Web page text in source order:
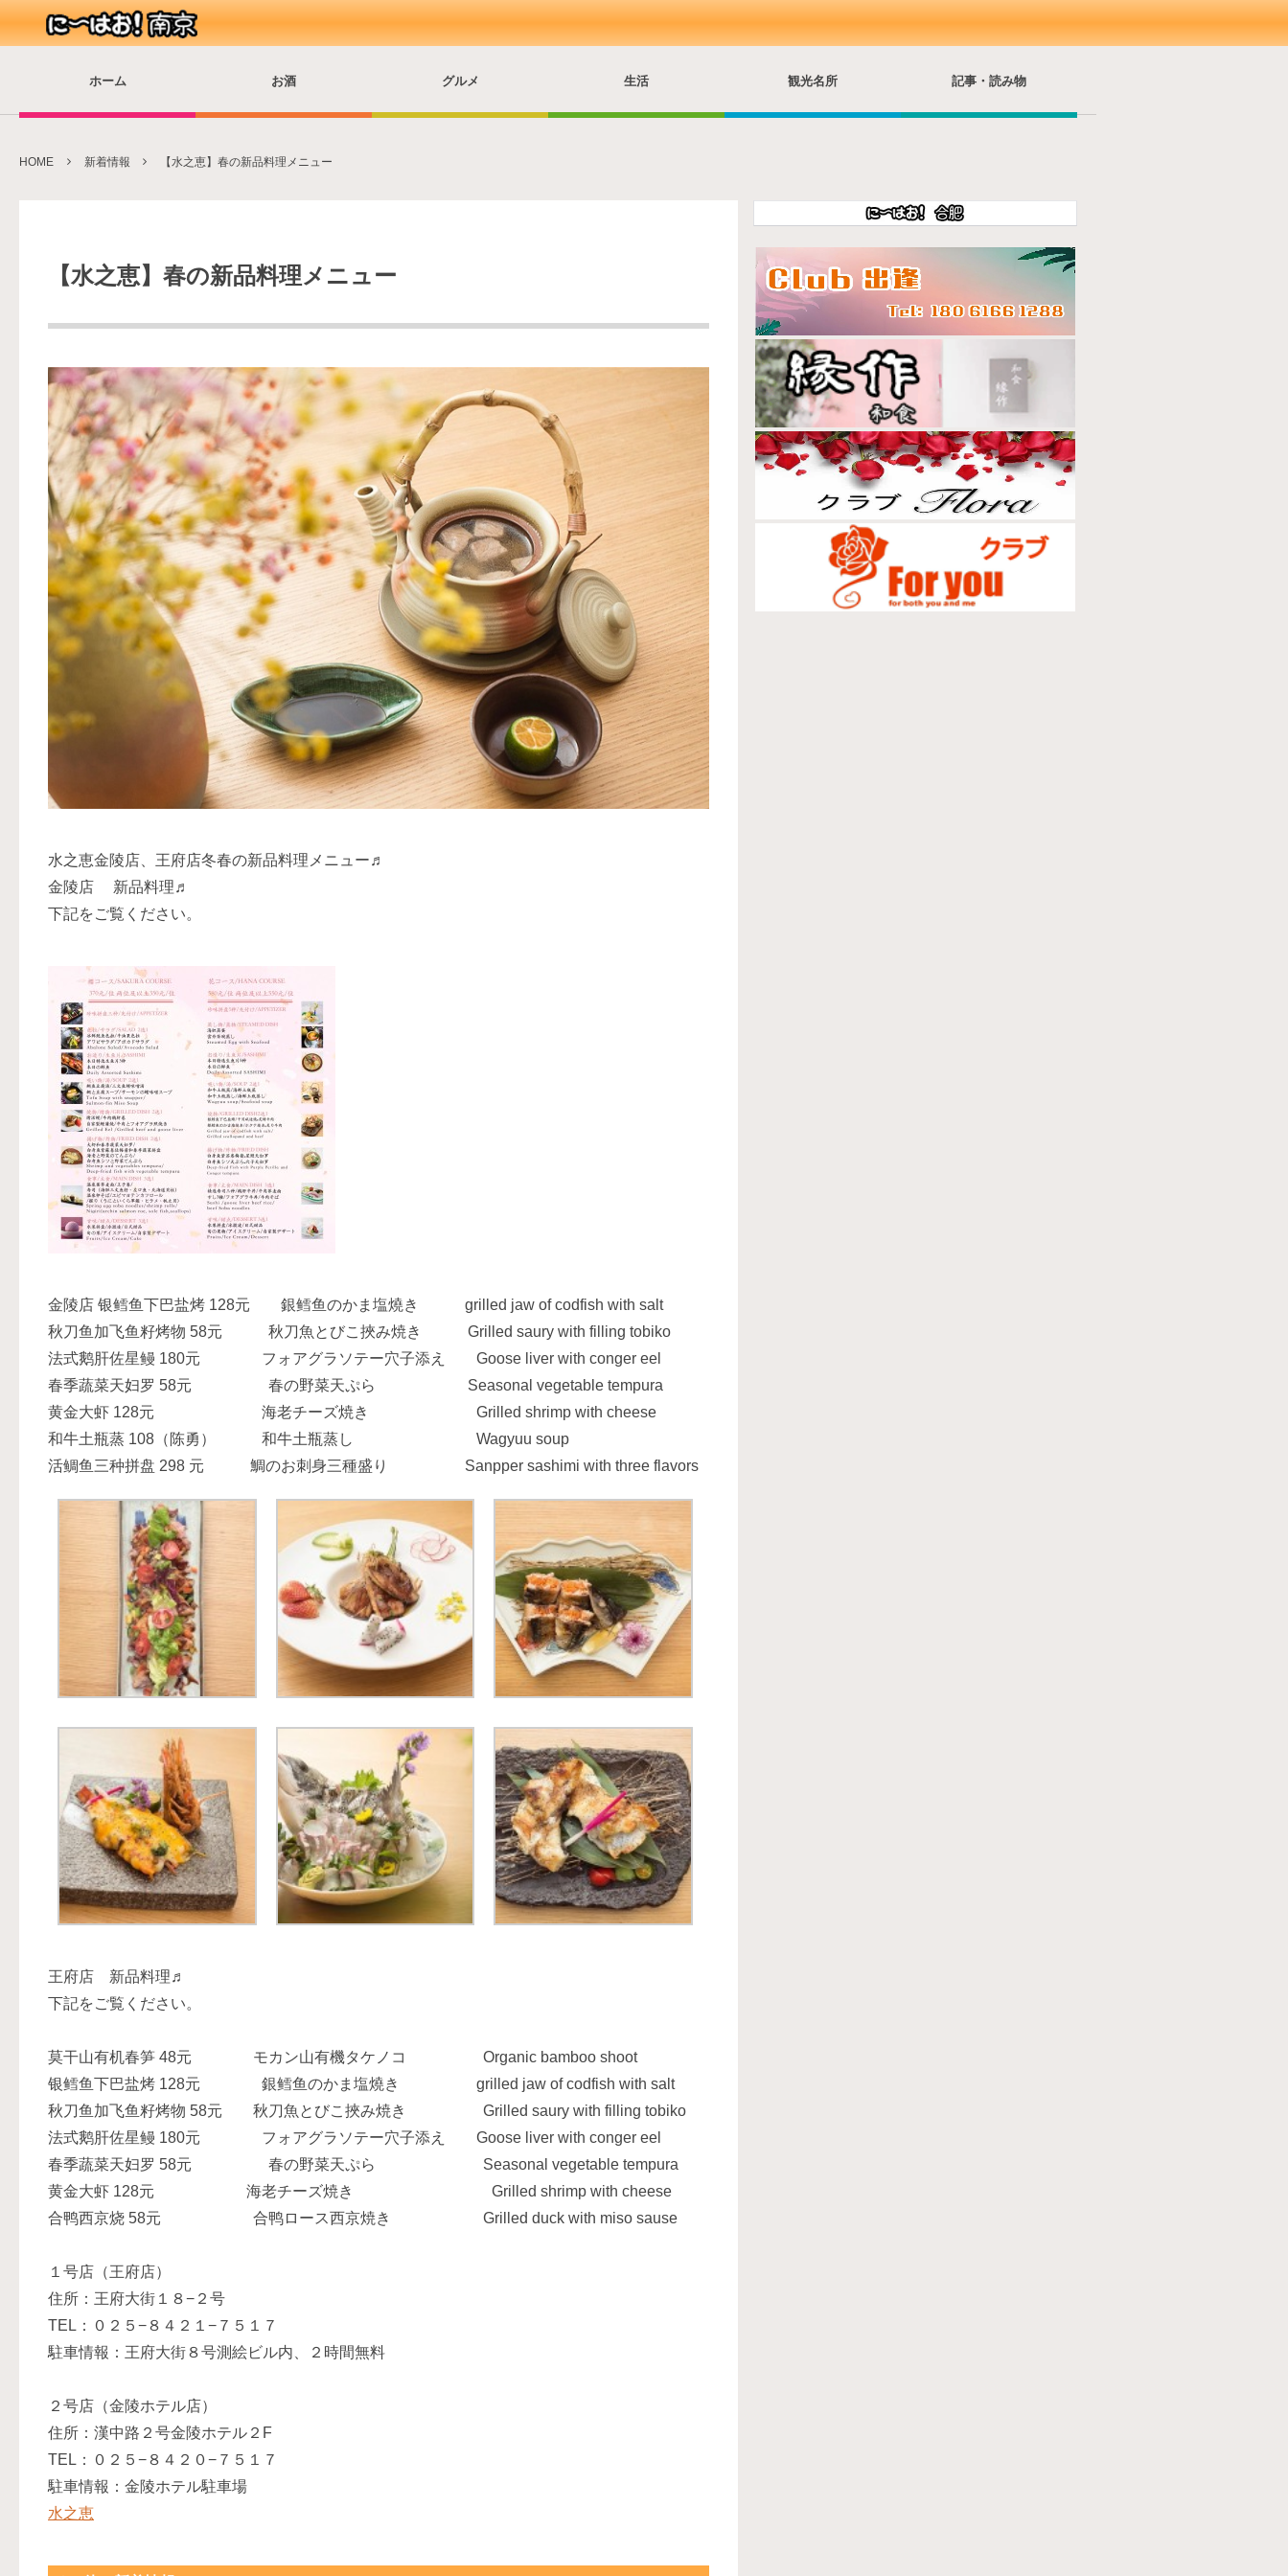
ホーム お酒 グルメ 生活 観光名所 記事・読み物
HOME 新着情報 【水之恵】春の新品料理メニュー
【水之恵】春の新品料理メニュー
水之恵金陵店、王府店冬春の新品料理メニュー♬
金陵店 新品料理♬
下記をご覧ください。
金陵店 银鳕鱼下巴盐烤 128元 銀鳕鱼のかま塩燒き grilled jaw of codfish with salt
秋刀鱼加飞鱼籽烤物 58元 秋刀魚とびこ挾み焼き Grilled saury with filling tobiko
法式鹅肝佐星鳗 180元 フォアグラソテー穴子添え Goose liver with conger eel
春季蔬菜天妇罗 58元 春の野菜天ぷら Seasonal vegetable tempura
黄金大虾 128元 海老チーズ焼き Grilled shrimp with cheese
和牛土瓶蒸 108（陈勇） 和牛土瓶蒸し Wagyuu soup
活鲷鱼三种拼盘 298 元 鯛のお刺身三種盛り Sanpper sashimi with three flavors
王府店 新品料理♬
下記をご覧ください。
莫干山有机春笋 48元 モカン山有機タケノコ Organic bamboo shoot
银鳕鱼下巴盐烤 128元 銀鳕鱼のかま塩燒き grilled jaw of codfish with salt
秋刀鱼加飞鱼籽烤物 58元 秋刀魚とびこ挾み焼き Grilled saury with filling tobiko
法式鹅肝佐星鳗 180元 フォアグラソテー穴子添え Goose liver with conger eel
春季蔬菜天妇罗 58元 春の野菜天ぷら Seasonal vegetable tempura
黄金大虾 128元 海老チーズ焼き Grilled shrimp with cheese
合鸭西京烧 58元 合鸭ロース西京焼き Grilled duck with miso sause
１号店（王府店）
住所：王府大街１８−２号
TEL：０２５−８４２１−７５１７
駐車情報：王府大街８号測絵ビル内、２時間無料
２号店（金陵ホテル店）
住所：漢中路２号金陵ホテル２F
TEL：０２５−８４２０−７５１７
駐車情報：金陵ホテル駐車場
水之恵